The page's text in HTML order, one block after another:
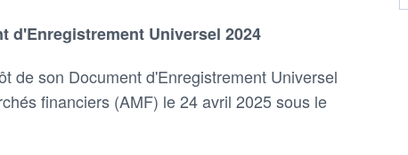
d'Enregistrement Universel 2024
de son Document d'Enregistrement Universel
financiers (AMF) le 24 avril 2025 sous le